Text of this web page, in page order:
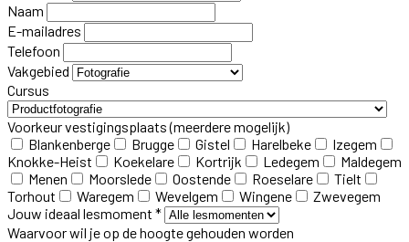
Naam
E-mailadres
Telefoon
Vakgebied
Cursus
Voorkeur vestigingsplaats(meerdere mogelijk)
Blankenberge
Brugge Gistel Harelbeke
Izegem
Knokke-Heist
Koekelare Kortrijk Ledegem
Maldegem
Menen
Moorslede Oostende Roeselare
Tielt
Torhout
Waregem Wevelgem Wingene
Zwevegem
Jouw ideaal lesmoment *
Waarvoor wil je op de hoogte gehouden worden